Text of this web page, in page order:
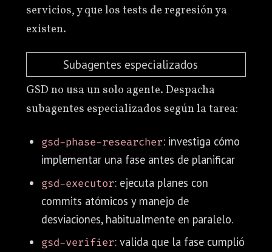
servicios, y que los tests de regresión ya
existen.
Subagentes especializados
GSD no usa un solo agente. Despacha
subagentes especializados según la tarea:
gsd-phase-researcher: investiga cómo
implementar una fase antes de planificar
gsd-executor: ejecuta planes con
commits atómicos y manejo de
desviaciones, habitualmente en paralelo.
gsd-verifier: valida que la fase cumplió